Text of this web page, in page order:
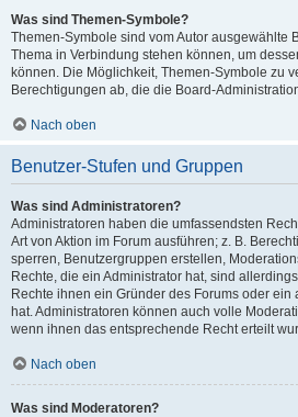
Was sind Themen-Symbole?
Themen-Symbole sind vom Autor ausgewählte
Thema in Verbindung stehen können, um
können. Die Möglichkeit, Themen-Symbole zu
Berechtigungen ab, die die Board-
Nach oben
Benutzer-Stufen und Gruppen
Was sind Administratoren?
Administratoren haben die umfassendsten
Art von Aktion im Forum ausführen; z. B.
sperren, Benutzergruppen erstellen,
Rechte, die ein Administrator hat, sind
Rechte ihnen ein Gründer des Forums oder ein
hat. Administratoren können auch volle
wenn ihnen das entsprechende Recht erteilt
Nach oben
Was sind Moderatoren?